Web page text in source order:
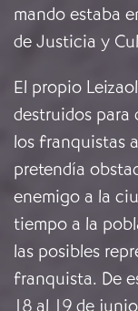
mando estaba
de Justicia y
El propio
destruidos para
los franquistas
pretendía
enemigo a la
tiempo a la
las posibles
franquista. De
18 al 19 de